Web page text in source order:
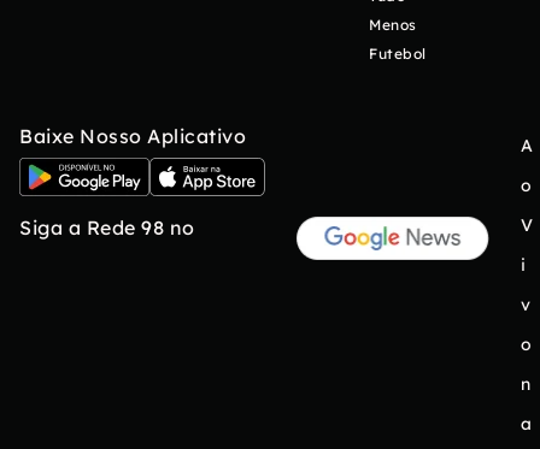
Menos
Futebol
Baixe Nosso Aplicativo
Siga a Rede 98 no
A
o
V
i
v
o
n
a